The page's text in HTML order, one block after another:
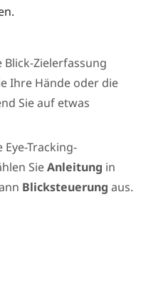
Blick-Zielerfassung
Ihre Hände oder die
Sie auf etwas
Tracking-
SieAnleitung in
Blicksteuerung aus.